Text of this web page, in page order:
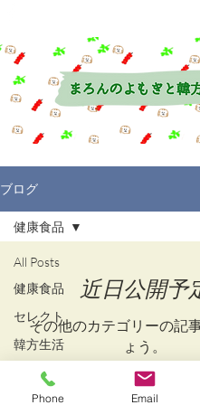
ブログ
All Posts
健康食品
セレクト
韓方生活
よもぎ蒸し
健康食品
近日公開予
その他のカテゴリーの記
ょう。
Phone Email